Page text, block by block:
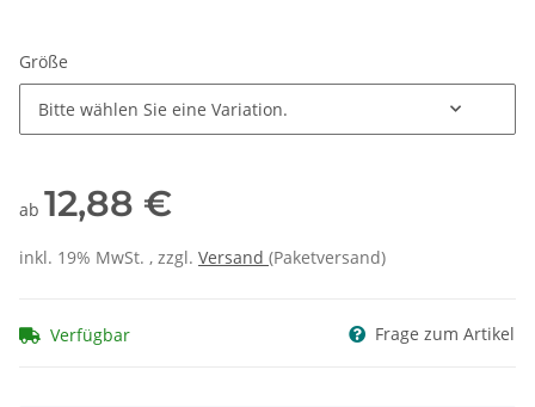
Größe
Bitte wählen Sie eine Variation.
ab 12,88 €
inkl. 19% MwSt. , zzgl. Versand (Paketversand)
Verfügbar Frage zum Artikel